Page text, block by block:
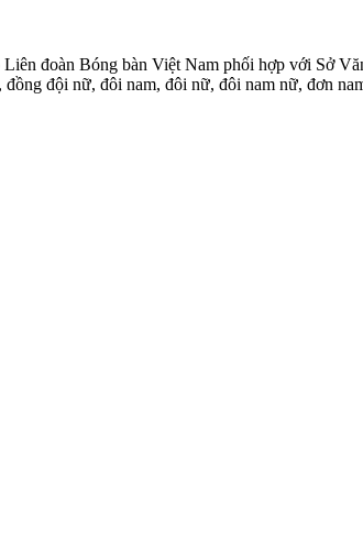
đoàn Bóng bàn Việt Nam phối hợp với Sở
đội nữ, đôi nam, đôi nữ, đôi nam nữ, đơn